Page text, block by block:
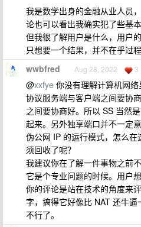
我是数学出身的金融从业人员
论也可以看出我确实犯了些基本
但我很了解用户是什么，用户
只想要一个结果，并不在乎过程
wwbfred Aug 28, 2022 3
@xxfye 你没有理解计算机网
协议服务端与客户端之间要协
之间要协商好。所以 SS 当然
起来。另外独享端口并不一定
伪公网 IP 的运行模式，怎么
须回收了呢？
我建议你在了解一件事物之前
它是个专业问题的时候。用户
你的评论是站在技术的角度来
字，搞得它好像比 NAT 还牛
不行了。